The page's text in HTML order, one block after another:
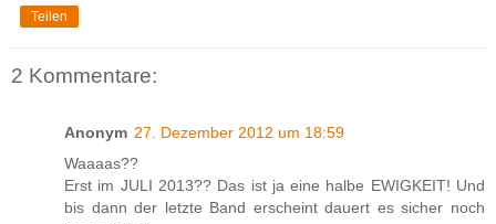
Teilen
2 Kommentare:
Anonym 27. Dezember 2012 um 18:59
Waaaas??
Erst im JULI 2013?? Das ist ja eine halbe EWIGKEIT! Und
bis dann der letzte Band erscheint dauert es sicher noch